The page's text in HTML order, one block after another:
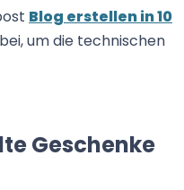
Blog erstellen in 10
um die technischen
Geschenke